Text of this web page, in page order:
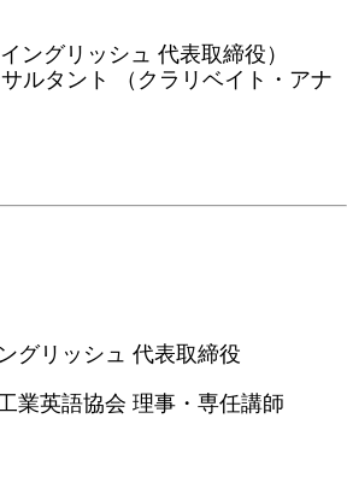
ングリッシュ 代表取締役）
ルタント （クラリベイト・アナ
グリッシュ 代表取締役
業英語協会 理事・専任講師